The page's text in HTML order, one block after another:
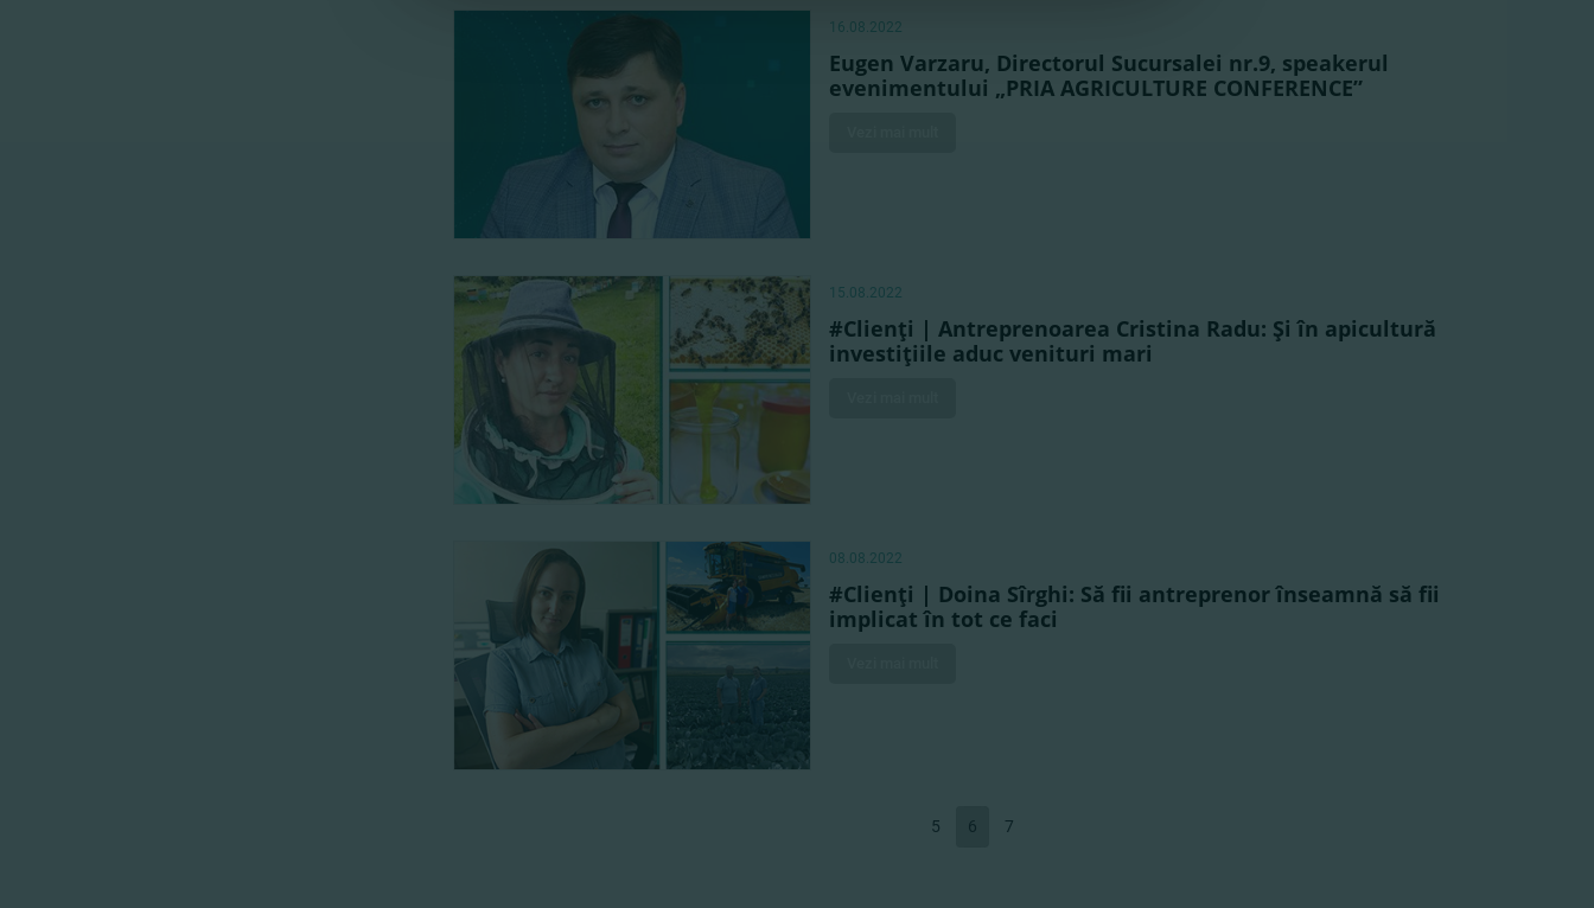
16.08.2022
Eugen Varzaru, Directorul Sucursalei nr.9, speakerul
evenimentului „PRIA AGRICULTURE CONFERENCE”
15.08.2022
#Clienţi | Antreprenoarea Cristina Radu: Şi în apicultură
investiţiile aduc venituri mari
08.08.2022
#Clienţi | Doina Sîrghi: Să fii antreprenor înseamnă să fii
implicat în tot ce faci
5 6 7